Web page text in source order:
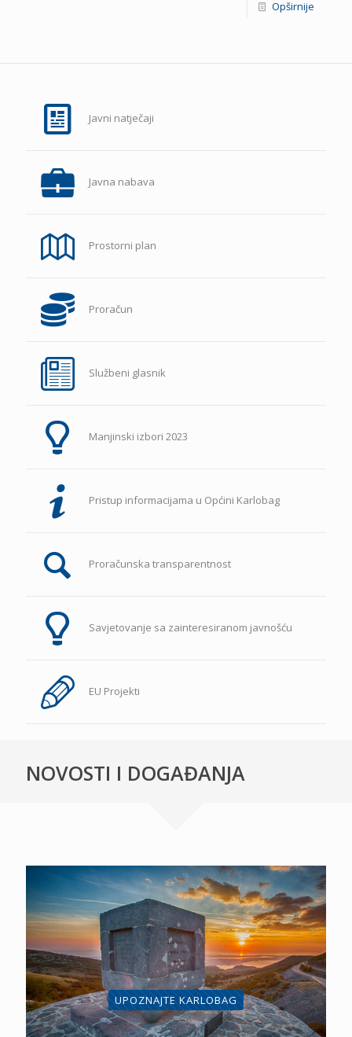
Opširnije
Javni natječaji
Javna nabava
Prostorni plan
Proračun
Službeni glasnik
Manjinski izbori 2023
Pristup informacijama u Općini Karlobag
Proračunska transparentnost
Savjetovanje sa zainteresiranom javnošću
EU Projekti
NOVOSTI I DOGAĐANJA
UPOZNAJTE KARLOBAG